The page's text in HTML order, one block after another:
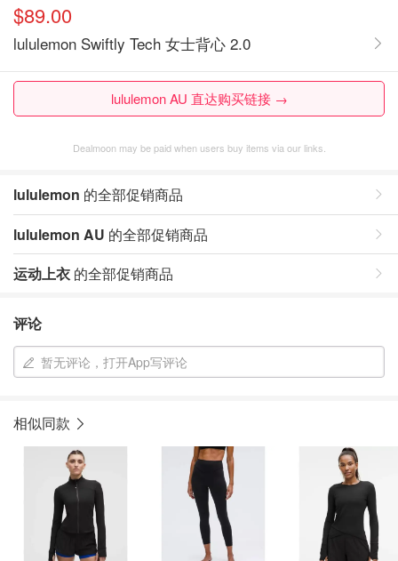
$89.00
lululemon Swiftly Tech 女士背心 2.0
lululemon AU 直达购买链接 →
Dealmoon may be paid when users buy items via our links.
lululemon 的全部促销商品
lululemon AU 的全部促销商品
运动上衣 的全部促销商品
评论
暂无评论，打开App写评论
相似同款